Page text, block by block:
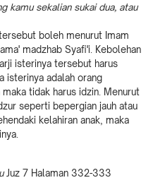
kamu sekalian sukai dua, atau
boleh menurut Imam
madzhab Syafi'i. Kebolehan
isterinya tersebut harus
isterinya adalah orang
tidak harus idzin. Menurut
seperti bepergian jauh atau
kelahiran anak, maka
Juz 7 Halaman 332-333